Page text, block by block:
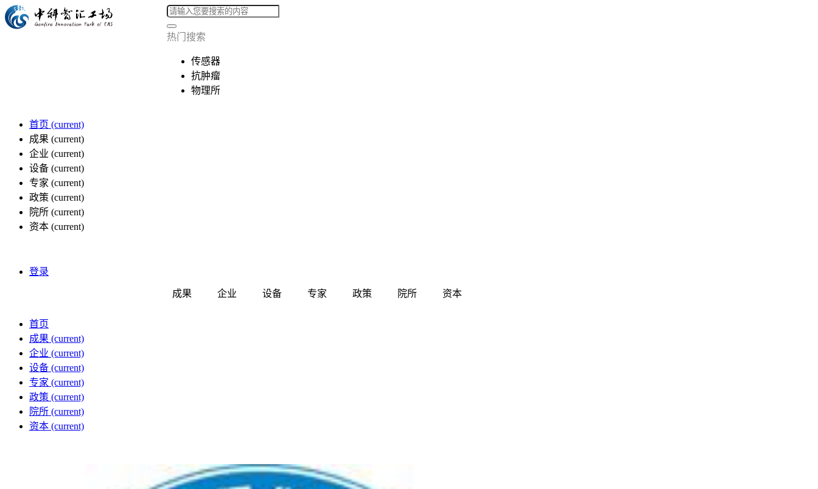
热门搜索
传感器
抗肿瘤
物理所
首页 (current)
成果 (current)
企业 (current)
设备 (current)
专家 (current)
政策 (current)
院所 (current)
资本 (current)
登录
成果 企业 设备 专家 政策 院所 资本
首页
成果 (current)
企业 (current)
设备 (current)
专家 (current)
政策 (current)
院所 (current)
资本 (current)